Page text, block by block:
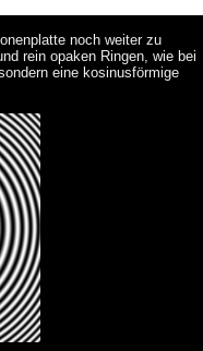
noch weiter zu
rein opaken Ringen, wie bei
eine kosinusförmige